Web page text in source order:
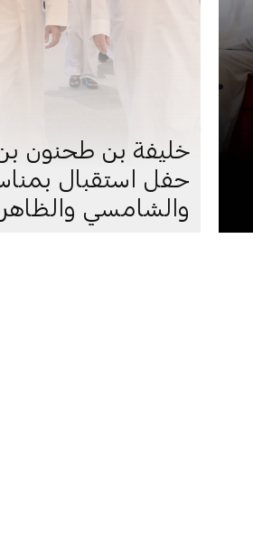
خليفة بن طحنون
حفل استقبال
والشامسي